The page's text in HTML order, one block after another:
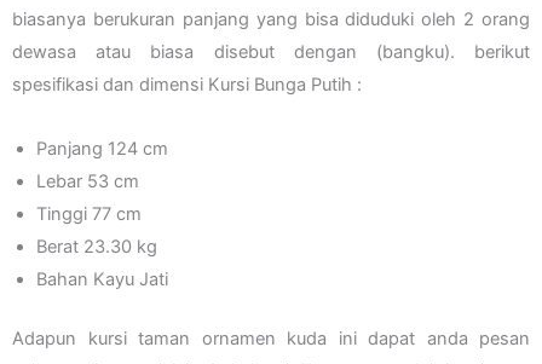
biasanya berukuran panjang yang bisa diduduki oleh 2 orang
dewasa atau biasa disebut dengan (bangku). berikut
spesifikasi dan dimensi Kursi Bunga Putih :
Panjang 124 cm
Lebar 53 cm
Tinggi 77 cm
Berat 23.30 kg
Bahan Kayu Jati
Adapun kursi taman ornamen kuda ini dapat anda pesan